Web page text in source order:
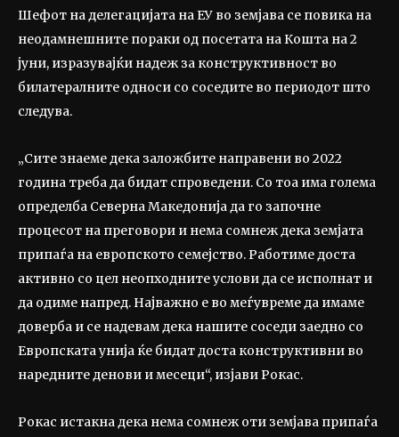
Шефот на делегацијата на ЕУ во земјава се повика на
неодамнешните пораки од посетата на Кошта на 2
јуни, изразувајќи надеж за конструктивност во
билатералните односи со соседите во периодот што
следува.
„Сите знаеме дека заложбите направени во 2022
година треба да бидат спроведени. Со тоа има голема
определба Северна Македонија да го започне
процесот на преговори и нема сомнеж дека земјата
припаѓа на европското семејство. Работиме доста
активно со цел неопходните услови да се исполнат и
да одиме напред. Најважно е во меѓувреме да имаме
доверба и се надевам дека нашите соседи заедно со
Европската унија ќе бидат доста конструктивни во
наредните денови и месеци“, изјави Рокас.
Рокас истакна дека нема сомнеж оти земјава припаѓа